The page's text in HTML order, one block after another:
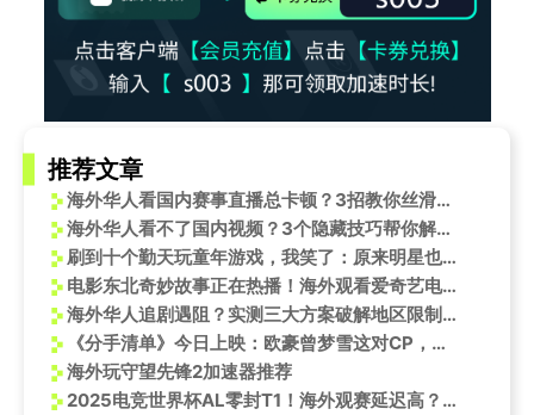
推荐文章
海外华人看国内赛事直播总卡顿？3招教你丝滑追更LOL季中赛
海外华人看不了国内视频？3个隐藏技巧帮你解除地区限制
刷到十个勤天玩童年游戏，我笑了：原来明星也和我们一样，怀念那些回不去的夏天
电影东北奇妙故事正在热播！海外观看爱奇艺电影攻略
海外华人追剧遇阻？实测三大方案破解地区限制，流畅观看国内影视综艺
《分手清单》今日上映：欧豪曾梦雪这对CP，用最疯的方式说爱你
海外玩守望先锋2加速器推荐
2025电竞世界杯AL零封T1！海外观赛延迟高？Sixfast一键解锁中文直播